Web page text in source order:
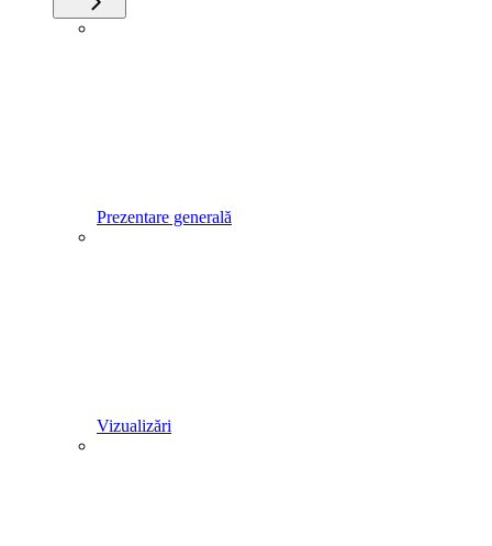
Prezentare generală
Vizualizări